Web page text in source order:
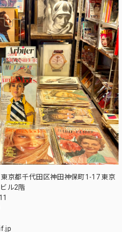
京都千代田区神田神保町1-17 東京
ル2階